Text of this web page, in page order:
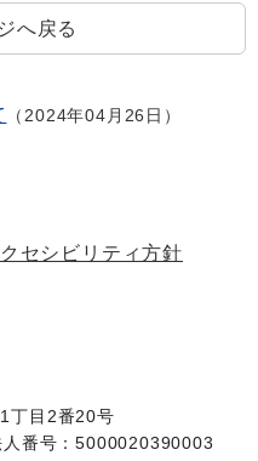
へ戻る
2024年04月26日
セシビリティ方針
丁目2番20号
人番号：5000020390003